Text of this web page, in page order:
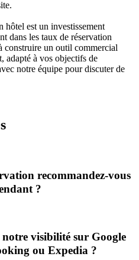
est un investissement
dans les taux de réservation
construire un outil commercial
adapté à vos objectifs de
notre équipe pour discuter de
recommandez-vous
?
visibilité sur Google
ou Expedia ?